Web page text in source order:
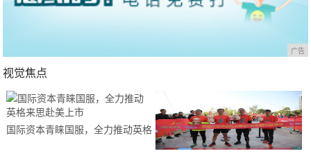
广告
视觉焦点
国际资本青睐国服，全力推动英格